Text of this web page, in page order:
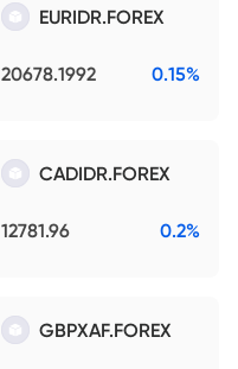
EURIDR.FOREX
20678.1992 0.15%
CADIDR.FOREX
12781.96 0.2%
GBPXAF.FOREX